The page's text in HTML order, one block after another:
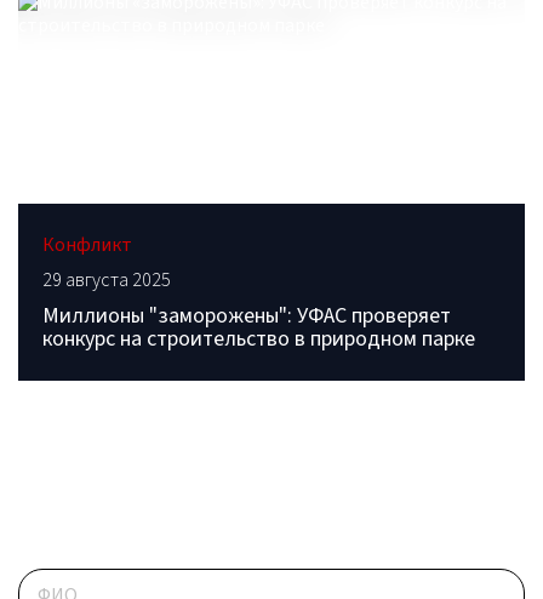
Конфликт
29 августа 2025
Миллионы "заморожены": УФАС проверяет
конкурс на строительство в природном парке